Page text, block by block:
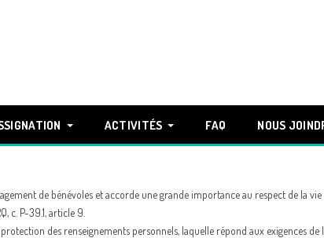
ACTIVITÉS FAQ NOUS
de bénévoles et accorde une grande importance au respect de la
c. P-39.1, article 9.
des renseignements personnels, laquelle répond aux exigences de